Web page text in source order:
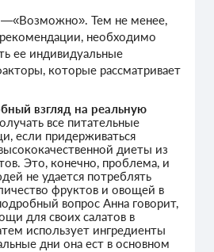
—«Возможно». Тем не менее,
необходимо
ее индивидуальные
которые рассматривает
взгляд на реальную
все питательные
если придерживаться
диеты из
Это, конечно, проблема, и
не удается потреблять
фруктов и овощей в
вопрос Анна говорит,
для своих салатов в
использует ингредиенты
дни она ест в основном